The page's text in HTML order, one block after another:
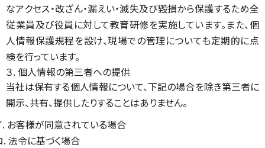
なアクセス・改ざん・漏えい・滅失及び毀損から保護するため全
従業員及び役員に対して教育研修を実施しています。また、個
人情報保護規程を設け、現場での管理についても定期的に点
検を行っています。
３. 個人情報の第三者への提供
当社は保有する個人情報について、下記の場合を除き第三者に
開示、共有、提供したりすることはありません。
. お客様が同意されている場合
. 法令に基づく場合